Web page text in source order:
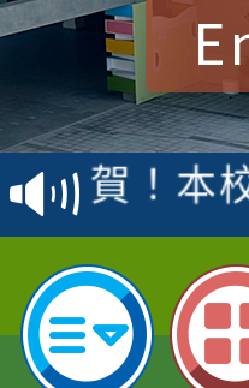
賀！本
賽 洪綺
名
賀！本
倩參加
名 指導
賀！本
園市英
指導老
賀！本
賽 劉文
賀！本